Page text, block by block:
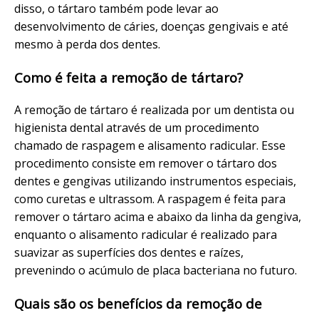
disso, o tártaro também pode levar ao
desenvolvimento de cáries, doenças gengivais e até
mesmo à perda dos dentes.
Como é feita a remoção de tártaro?
A remoção de tártaro é realizada por um dentista ou
higienista dental através de um procedimento
chamado de raspagem e alisamento radicular. Esse
procedimento consiste em remover o tártaro dos
dentes e gengivas utilizando instrumentos especiais,
como curetas e ultrassom. A raspagem é feita para
remover o tártaro acima e abaixo da linha da gengiva,
enquanto o alisamento radicular é realizado para
suavizar as superfícies dos dentes e raízes,
prevenindo o acúmulo de placa bacteriana no futuro.
Quais são os benefícios da remoção de